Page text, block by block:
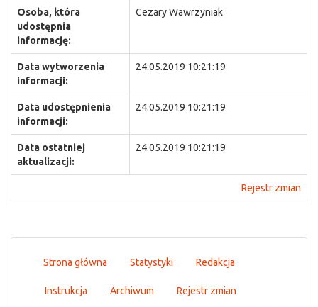
Osoba, która
udostępnia
informację:
Cezary Wawrzyniak
Data wytworzenia
informacji:
24.05.2019 10:21:19
Data udostępnienia
informacji:
24.05.2019 10:21:19
Data ostatniej
aktualizacji:
24.05.2019 10:21:19
Rejestr zmian
Strona główna Statystyki Redakcja
Instrukcja Archiwum Rejestr zmian